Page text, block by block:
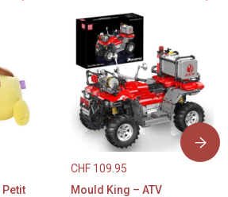
Petit
CHF109.95
Mould King – ATV